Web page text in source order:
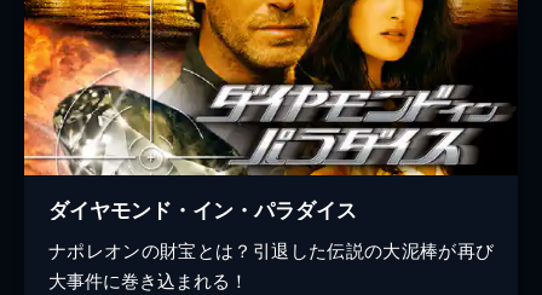
ダイヤモンド・イン・パラダイス
ナポレオンの財宝とは？引退した伝説の大泥棒が再び
大事件に巻き込まれる！